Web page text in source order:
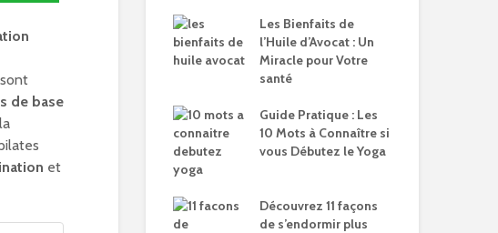
sont
de base
et
Les Bienfaits de
l’Huile d’Avocat : Un
Miracle pour Votre
santé
Guide Pratique : Les
10 Mots à Connaître si
vous Débutez le Yoga
Découvrez 11 façons
de s’endormir plus